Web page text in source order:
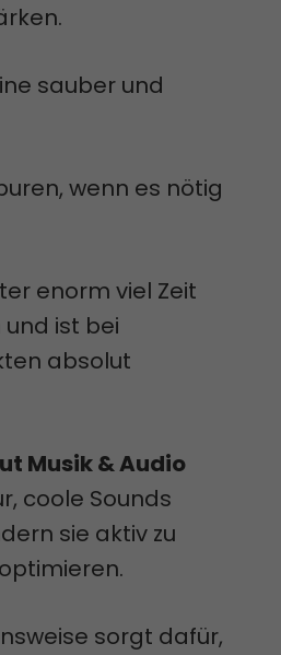
sauber und
wenn es nötig
enorm viel Zeit
ist bei
absolut
Musik & Audio
coole Sounds
sie aktiv zu
sorgt dafür,